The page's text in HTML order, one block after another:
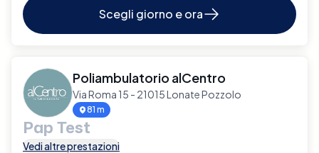
Scegli giorno e ora
Poliambulatorio alCentro
Via Roma 15 - 21015 Lonate Pozzolo
81 m
Pap Test
Vedi altre prestazioni